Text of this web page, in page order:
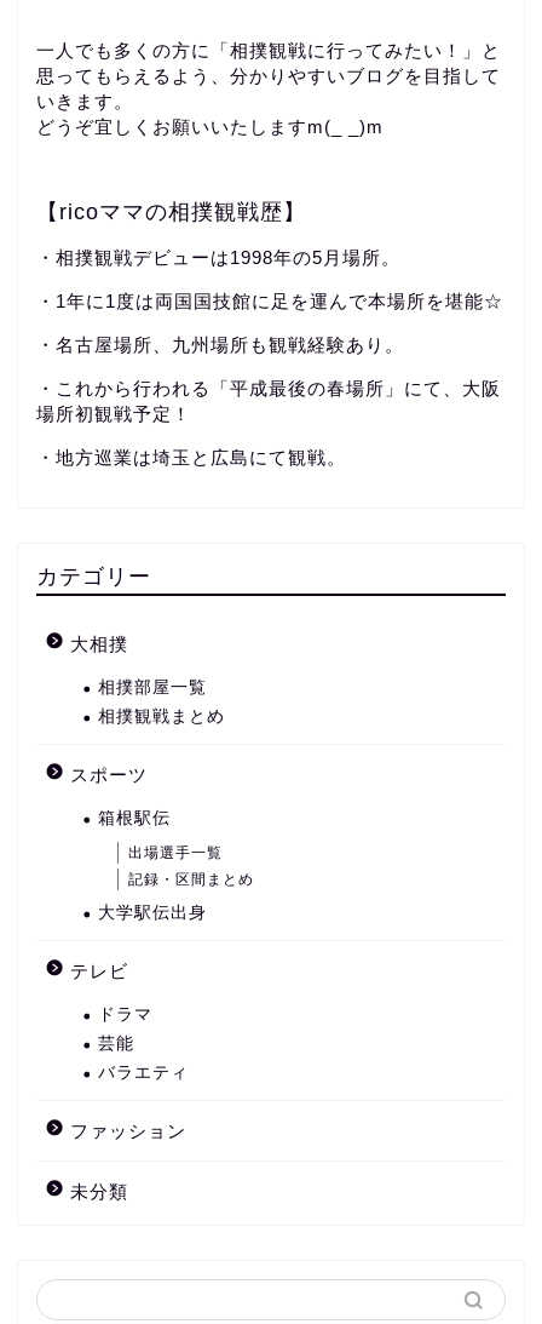
一人でも多くの方に「相撲観戦に行ってみたい！」と
思ってもらえるよう、分かりやすいブログを目指して
いきます。
どうぞ宜しくお願いいたしますm(_ _)m
【ricoママの相撲観戦歴】
・相撲観戦デビューは1998年の5月場所。
・1年に1度は両国国技館に足を運んで本場所を堪能☆
・名古屋場所、九州場所も観戦経験あり。
・これから行われる「平成最後の春場所」にて、大阪
場所初観戦予定！
・地方巡業は埼玉と広島にて観戦。
カテゴリー
大相撲
相撲部屋一覧
相撲観戦まとめ
スポーツ
箱根駅伝
出場選手一覧
記録・区間まとめ
大学駅伝出身
テレビ
ドラマ
芸能
バラエティ
ファッション
未分類